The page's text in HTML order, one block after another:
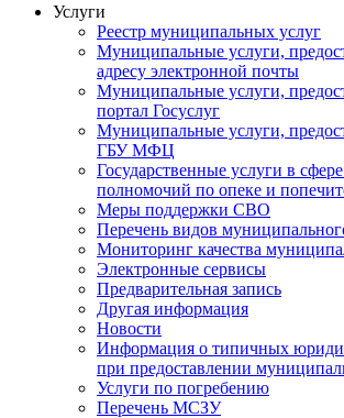
Услуги
Реестр муниципальных услуг
Муниципальные услуги,
адресу электронной почты
Муниципальные услуги,
портал Госуслуг
Муниципальные услуги,
ГБУ МФЦ
Государственные услуги в
полномочий по опеке и
Меры поддержки СВО
Перечень видов
Мониторинг качества
Электронные сервисы
Предварительная запись
Другая информация
Новости
Информация о типичных
при предоставлении
Услуги по погребению
Перечень МСЗУ